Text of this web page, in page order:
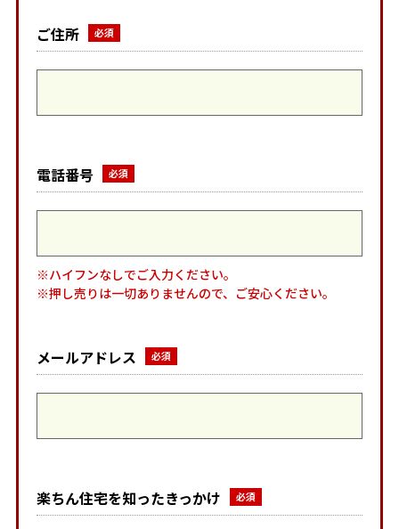
ご住所
電話番号
※ハイフンなしでご入力ください。
※押し売りは一切ありませんので、ご安心ください。
メールアドレス
楽ちん住宅を知ったきっかけ